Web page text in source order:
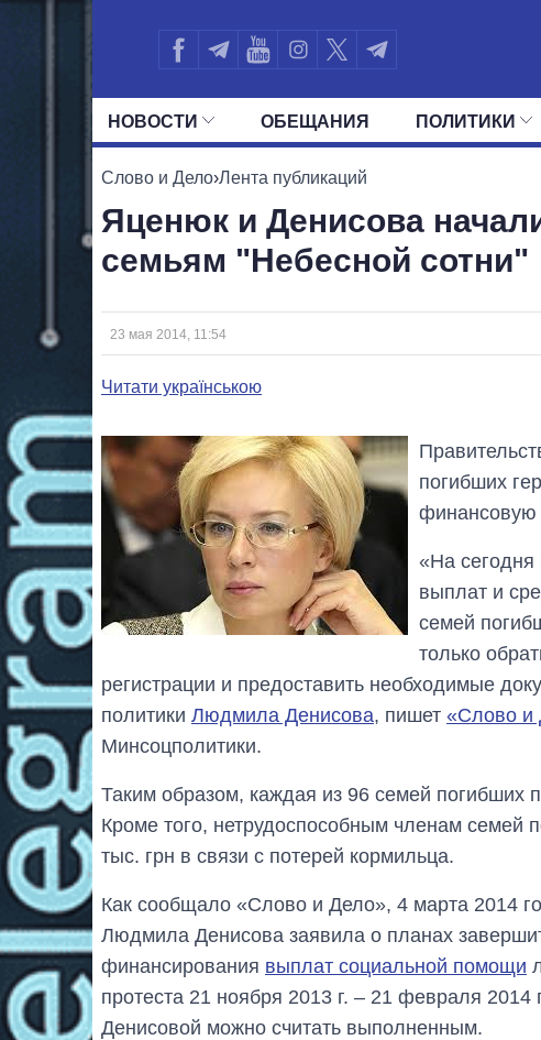
НОВОСТИ ОБЕЩАНИЯ ПОЛИТИКИ
ВСЕ ПОЛИТИКИ
Слово и Дело›Лента публикаций
Яценюк и Денисова
семьям "Небесной сотни"
23 мая 2014, 11:54
Читати українською
погибших
финансовую
«На
выплат и
семей
только
регистрации и предоставить необходимые
политики Людмила Денисова, пишет «Слово и
Минсоцполитики.
Таким образом, каждая из 96 семей погибших
Кроме того, нетрудоспособным членам семей
тыс. грн в связи с потерей кормильца.
Как сообщало «Слово и Дело», 4 марта 2014
Людмила Денисова заявила о планах
финансирования выплат социальной помощи
протеста 21 ноября 2013 г. – 21 февраля
Денисовой можно считать выполненным.